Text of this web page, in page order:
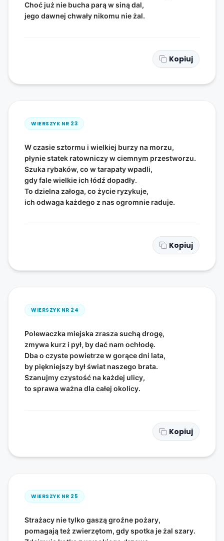
Choć już nie bucha parą w siną dal,
jego dawnej chwały nikomu nie żal.
Kopiuj
WIERSZYK NR 23
W czasie sztormu i wielkiej burzy na morzu,
płynie statek ratowniczy w ciemnym przestworzu.
Szuka rybaków, co w tarapaty wpadli,
gdy fale wielkie ich łódź dopadły.
To dzielna załoga, co życie ryzykuje,
ich odwaga każdego z nas ogromnie raduje.
Kopiuj
WIERSZYK NR 24
Polewaczka miejska zrasza suchą drogę,
zmywa kurz i pył, by dać nam ochłodę.
Dba o czyste powietrze w gorące dni lata,
by piękniejszy był świat naszego brata.
Szanujmy czystość na każdej ulicy,
to sprawa ważna dla całej okolicy.
Kopiuj
WIERSZYK NR 25
Strażacy nie tylko gaszą groźne pożary,
pomagają też zwierzętom, gdy spotka je żal szary.